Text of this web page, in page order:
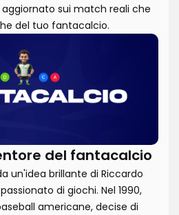
sui match reali che
del tuo fantacalcio.
del fantacalcio
un'idea brillante di Riccardo
di giochi. Nel 1990,
americane, decise di